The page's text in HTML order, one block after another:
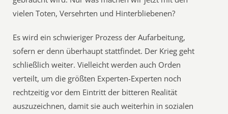
vielen Toten, Versehrten und Hinterbliebenen?
Es wird ein schwieriger Prozess der Aufarbeitung,
sofern er denn überhaupt stattfindet. Der Krieg geht
schließlich weiter. Vielleicht werden auch Orden
verteilt, um die größten Experten-Experten noch
rechtzeitig vor dem Eintritt der bitteren Realität
auszuzeichnen, damit sie auch weiterhin in sozialen